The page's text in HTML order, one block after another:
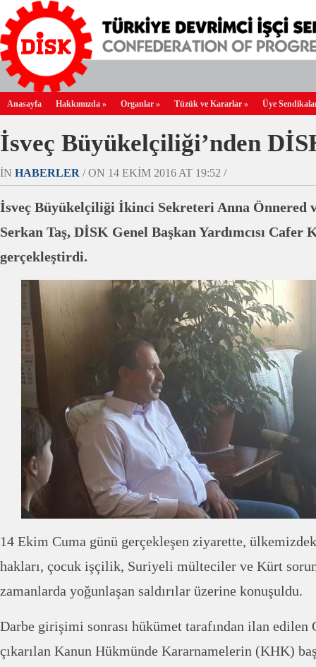
Anasayfa Hakkımızda » Organlar » Tüzük ve Kararlar » Üye
İsveç Büyükelçiliği’nden
IN HABERLER / ON 14 EKIM 2016 AT 19:52 /
İsveç Büyükelçiliği İkinci Sekreteri Anna Önnered
Serkan Taş, DİSK Genel Başkan Yardımcısı Cafer
gerçekleştirdi.
14 Ekim Cuma günü gerçekleşen ziyarette,
hakları, çocuk işçilik, Suriyeli mülteciler ve Kürt
zamanlarda yoğunlaşan saldırılar üzerine konuşuldu.
Darbe girişimi sonrası hükümet tarafından ilan edilen
çıkarılan Kanun Hükmünde Kararnamelerin (KHK)